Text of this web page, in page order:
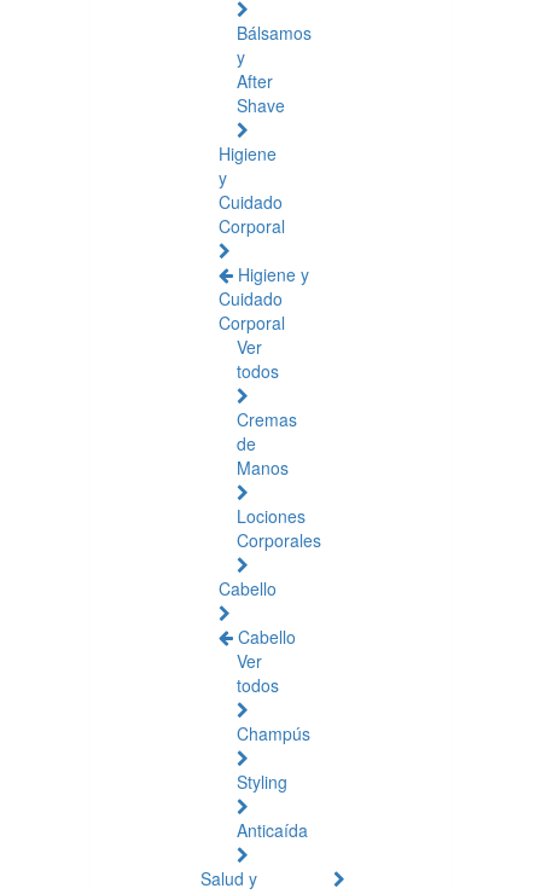
Bálsamos
y
After
Shave
Higiene
y
Cuidado
Corporal
Higiene y
Cuidado
Corporal
Ver
todos
Cremas
de
Manos
Lociones
Corporales
Cabello
Cabello
Ver
todos
Champús
Styling
Anticaída
Salud y